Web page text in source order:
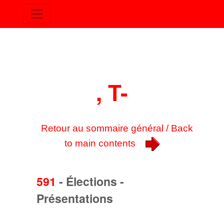
, T-
Retour au sommaire général / Back
to main contents
591 - Élections -
Présentations